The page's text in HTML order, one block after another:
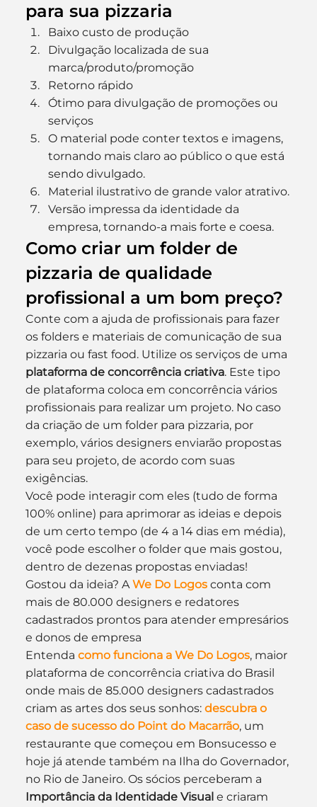
para sua pizzaria
Baixo custo de produção
Divulgação localizada de sua
marca/produto/promoção
Retorno rápido
Ótimo para divulgação de promoções ou
serviços
O material pode conter textos e imagens,
tornando mais claro ao público o que está
sendo divulgado.
Material ilustrativo de grande valor atrativo.
Versão impressa da identidade da
empresa, tornando-a mais forte e coesa.
Como criar um folder de
pizzaria de qualidade
profissional a um bom preço?
Conte com a ajuda de profissionais para fazer
os folders e materiais de comunicação de sua
pizzaria ou fast food. Utilize os serviços de uma
plataforma de concorrência criativa. Este tipo
de plataforma coloca em concorrência vários
profissionais para realizar um projeto. No caso
da criação de um folder para pizzaria, por
exemplo, vários designers enviarão propostas
para seu projeto, de acordo com suas
exigências.
Você pode interagir com eles (tudo de forma
100% online) para aprimorar as ideias e depois
de um certo tempo (de 4 a 14 dias em média),
você pode escolher o folder que mais gostou,
dentro de dezenas propostas enviadas!
Gostou da ideia? A We Do Logos conta com
mais de 80.000 designers e redatores
cadastrados prontos para atender empresários
e donos de empresa
Entenda como funciona a We Do Logos, maior
plataforma de concorrência criativa do Brasil
onde mais de 85.000 designers cadastrados
criam as artes dos seus sonhos: descubra o
caso de sucesso do Point do Macarrão, um
restaurante que começou em Bonsucesso e
hoje já atende também na Ilha do Governador,
no Rio de Janeiro. Os sócios perceberam a
Importância da Identidade Visual e criaram